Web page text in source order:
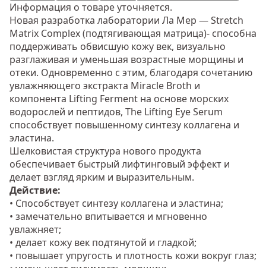
Информация о товаре уточняется.
Новая разработка лаборатории Ла Мер — Stretch
Matrix Complex (подтягивающая матрица)- способна
поддерживать обвисшую кожу век, визуально
разглаживая и уменьшая возрастные морщины и
отеки. Одновременно с этим, благодаря сочетанию
увлажняющего экстракта Miracle Broth и
компонента Lifting Ferment на основе морских
водорослей и пептидов, The Lifting Eye Serum
способствует повышенному синтезу коллагена и
эластина.
Шелковистая структура нового продукта
обеспечивает быстрый лифтинговый эффект и
делает взгляд ярким и выразительным.
Действие:
• Способствует синтезу коллагена и эластина;
• замечательно впитывается и мгновенно
увлажняет;
• делает кожу век подтянутой и гладкой;
• повышает упругость и плотность кожи вокруг глаз;